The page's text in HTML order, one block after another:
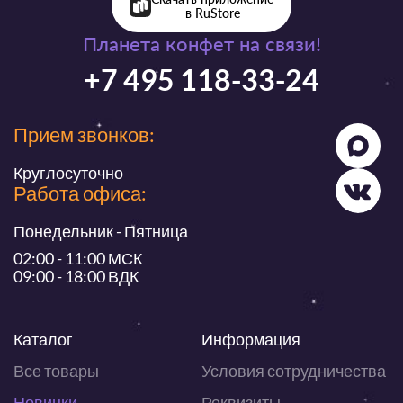
Планета конфет на связи!
+7 495 118-33-24
Прием звонков:
Круглосуточно
Работа офиса:
Понедельник - Пятница
02:00 - 11:00 МСК
09:00 - 18:00 ВДК
Каталог
Все товары
Информация
Условия сотрудничества
в RuStore